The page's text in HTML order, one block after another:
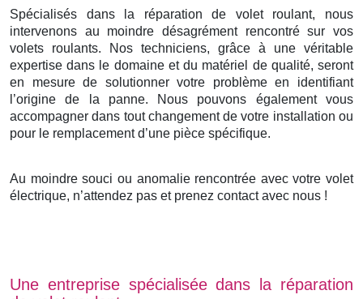
Spécialisés dans la réparation de volet roulant, nous
intervenons au moindre désagrément rencontré sur vos
volets roulants. Nos techniciens, grâce à une véritable
expertise dans le domaine et du matériel de qualité, seront
en mesure de solutionner votre problème en identifiant
l’origine de la panne. Nous pouvons également vous
accompagner dans tout changement de votre installation ou
pour le remplacement d’une pièce spécifique.
Au moindre souci ou anomalie rencontrée avec votre volet
électrique, n’attendez pas et prenez contact avec nous !
Une entreprise spécialisée dans la réparation